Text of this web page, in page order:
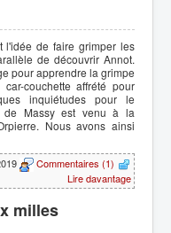
l'idée de faire grimper les
de découvrir Annot.
pour apprendre la grimpe
couchette affrété pour
inquiétudes pour le
de Massy est venu à la
Nous avons ainsi
Commentaires (1)
Lire davantage
milles